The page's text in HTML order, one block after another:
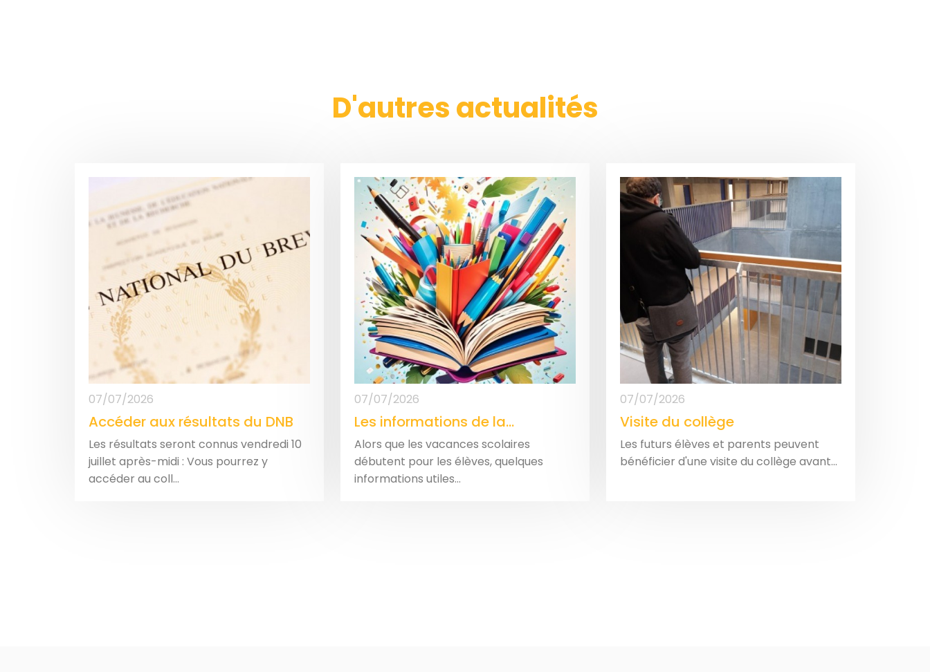
D'autres actualités
07/07/2026
Accéder aux résultats du DNB
Les résultats seront connus vendredi 10
juillet après-midi : Vous pourrez y
accéder au coll...
07/07/2026
Les informations de la...
Alors que les vacances scolaires
débutent pour les élèves, quelques
informations utiles...
07/07/2026
Visite du collège
Les futurs élèves et parents peuvent
bénéficier d'une visite du collège avant...